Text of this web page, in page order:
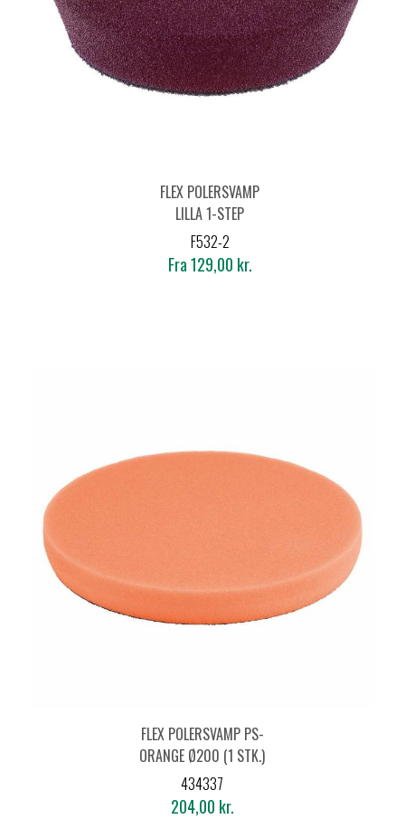
FLEX POLERSVAMP
LILLA 1-STEP
F532-2
Fra 129,00 kr.
FLEX POLERSVAMP PS-
ORANGE Ø200 (1 STK.)
434337
204,00 kr.